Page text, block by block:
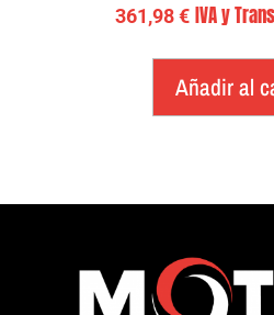
361,98€ IVA y
Añadir al